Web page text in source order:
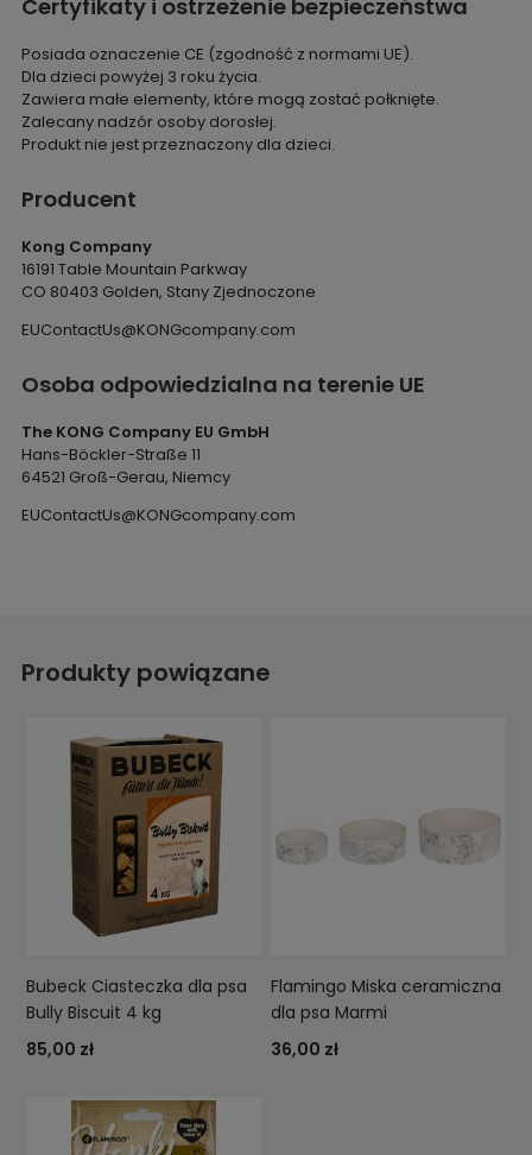
Certyfikaty i ostrzeżenie bezpieczeństwa
Posiada oznaczenie CE (zgodność z normami UE).
Dla dzieci powyżej 3 roku życia.
Zawiera małe elementy, które mogą zostać połknięte.
Zalecany nadzór osoby dorosłej.
Produkt nie jest przeznaczony dla dzieci.
Producent
Kong Company
16191 Table Mountain Parkway
CO 80403 Golden, Stany Zjednoczone
EUContactUs@KONGcompany.com
Osoba odpowiedzialna na terenie UE
The KONG Company EU GmbH
Hans-Böckler-Straße 11
64521 Groß-Gerau, Niemcy
EUContactUs@KONGcompany.com
Produkty powiązane
Bubeck Ciasteczka dla psa
Bully Biscuit 4 kg
85,00 zł
Flamingo Miska ceramiczna
dla psa Marmi
36,00 zł